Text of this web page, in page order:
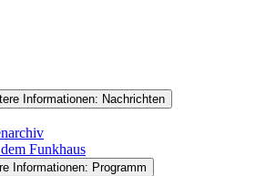
Informationen: Nachrichten
Funkhaus
Informationen: Programm